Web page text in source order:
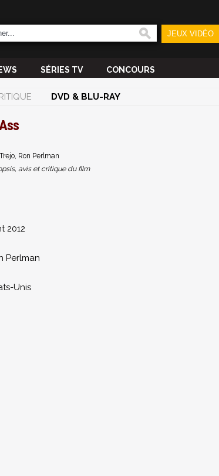
JEUX VIDÉO
SÉRIES TV CONCOURS
DVD & BLU-RAY
Ron Perlman
avis et critique du film
2012
Perlman
Unis